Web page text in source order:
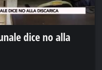
dice no alla